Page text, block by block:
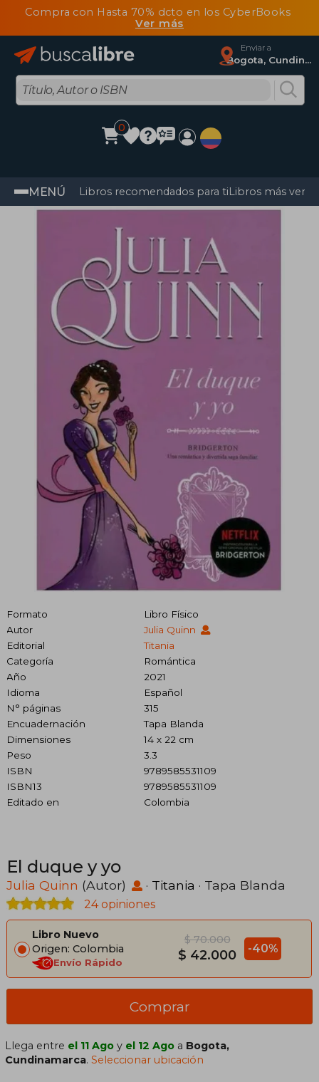
Compra con Hasta 70% dcto en los CyberBooks
Ver más
Enviar a
Bogota, Cundinamarca
0
MENÚ Libros recomendados para tiLibros más
Formato
Libro Físico
Autor
Julia Quinn
Editorial
Titania
Categoría
Romántica
Año
2021
Idioma
Español
N° páginas
315
Encuadernación
Tapa Blanda
Dimensiones
14 x 22 cm
Peso
3.3
ISBN
9789585531109
ISBN13
9789585531109
Editado en
Colombia
El duque y yo
Julia Quinn (Autor) · Titania · Tapa Blanda
24 opiniones
Libro Nuevo
Origen: Colombia
Envío Rápido
$ 70.000
$ 42.000 -40%
Comprar
Llega entre el 11 Ago y el 12 Ago a Bogota,
Cundinamarca.Seleccionar ubicación